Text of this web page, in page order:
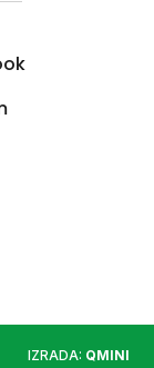
IZRADA: QMINI